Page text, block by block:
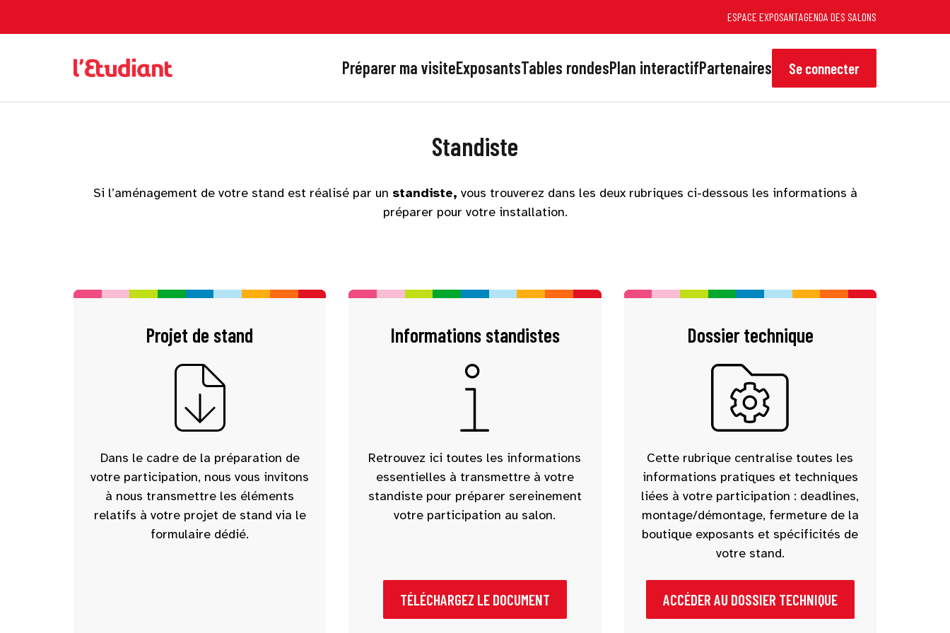
ESPACE EXPOSANTAGENDA DES SALONS
Préparer ma visiteExposantsTables rondesPlan interactifPartenaires Se connecter
Standiste
Si l’aménagement de votre stand est réalisé par un standiste, vous trouverez dans les deux rubriques ci-dessous les informations à
préparer pour votre installation.
Projet de stand
Dans le cadre de la préparation de
votre participation, nous vous invitons
à nous transmettre les éléments
relatifs à votre projet de stand via le
formulaire dédié.
Informations standistes
Retrouvez ici toutes les informations
essentielles à transmettre à votre
standiste pour préparer sereinement
votre participation au salon.
TÉLÉCHARGEZ LE DOCUMENT
Dossier technique
Cette rubrique centralise toutes les
informations pratiques et techniques
liées à votre participation : deadlines,
montage/démontage, fermeture de la
boutique exposants et spécificités de
votre stand.
ACCÉDER AU DOSSIER TECHNIQUE